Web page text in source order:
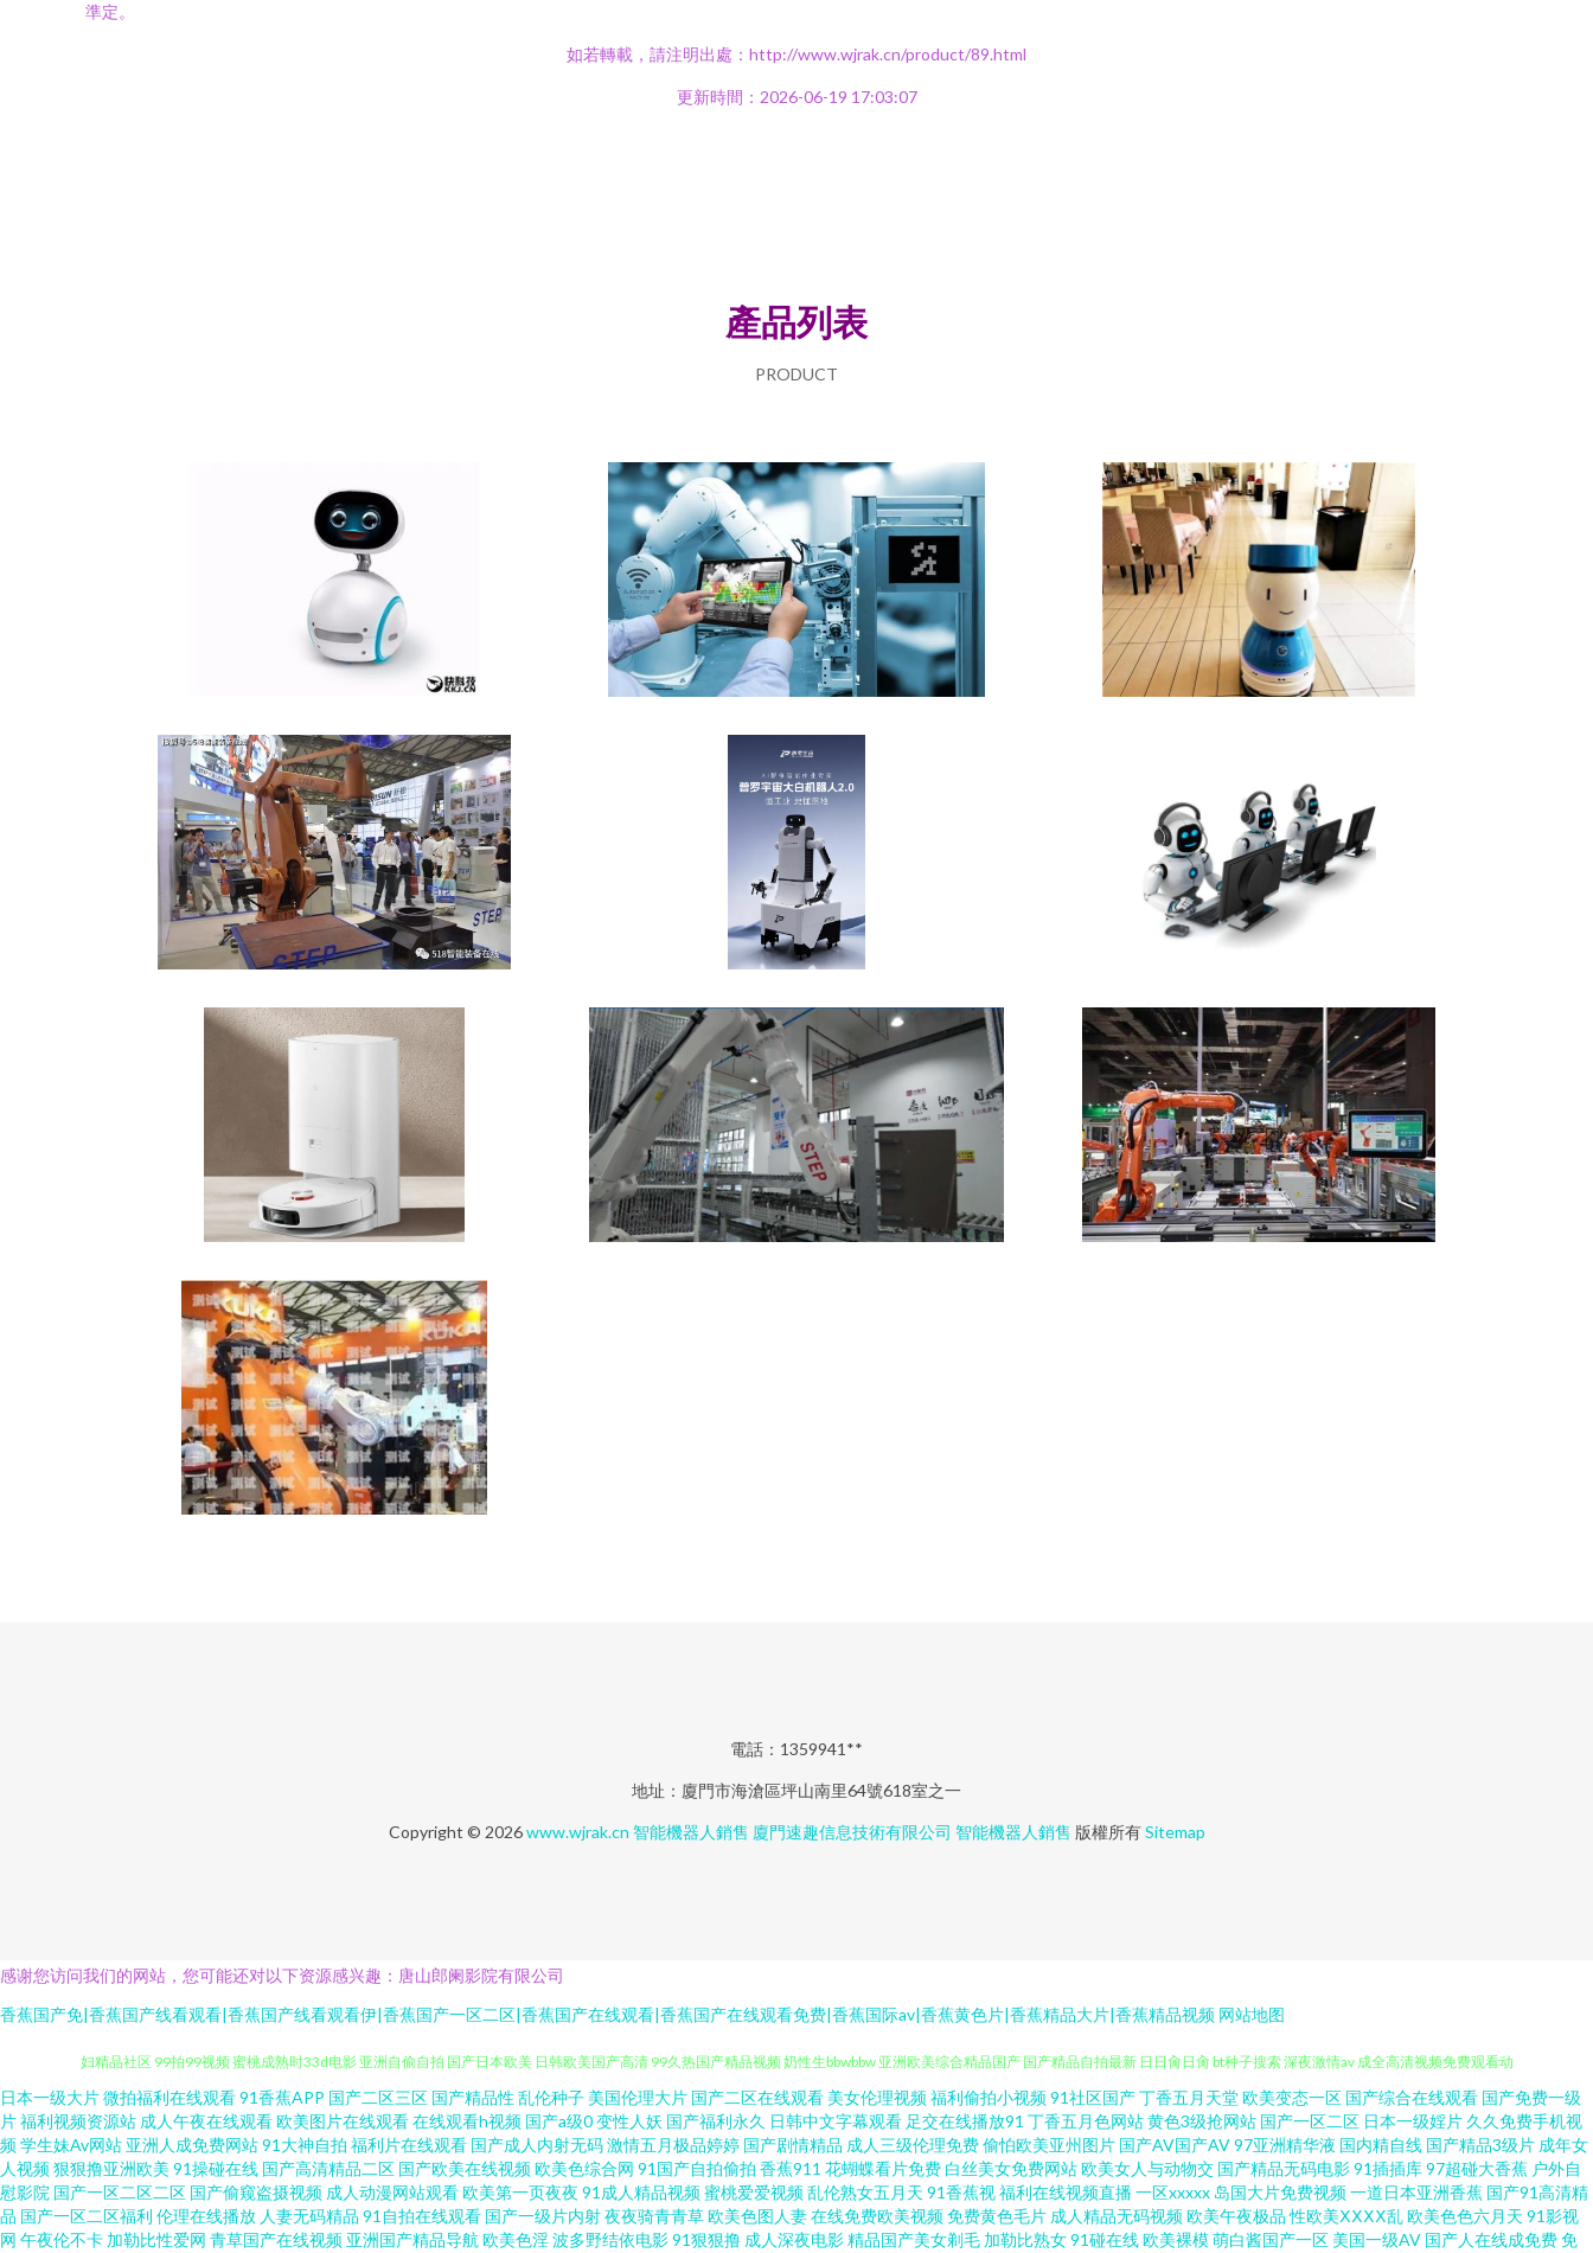
準定。
如若轉載，請注明出處：http://www.wjrak.cn/product/89.html
更新時間：2026-06-19 17:03:07
產品列表
PRODUCT
電話：1359941**
地址：廈門市海滄區坪山南里64號618室之一
Copyright © 2026www.wjrak.cn 智能機器人銷售 廈門速趣信息技術有限公司 智能機器人銷售 版權所有Sitemap
感谢您访问我们的网站，您可能还对以下资源感兴趣：唐山郎阑影院有限公司
香蕉国产免|香蕉国产线看观看|香蕉国产线看观看伊|香蕉国产一区二区|香蕉国产在线观看|香蕉国产在线观看免费|香蕉国际av|香蕉黄色片|香蕉精品大片|香蕉精品视频 网站地图
黄网在线看可下载 欧美高清一区二区在线专区观看视频 91专区在线 蜜桃wwwwwwwww 亚洲精品制服丝袜四区 国产欧美日韩国产高清 十八在线观看免费高清电视剧 成全视频在线观看免费高清 国产精品欧美劲爆 日韩久久久风流少
妇精品社区 99拍99视频 蜜桃成熟时33d电影 亚洲自偷自拍 国产日本欧美 日韩欧美国产高清 99久热国产精品视频 奶性生bbwbbw 亚洲欧美综合精品国产 国产精品自拍最新 日日肏日肏 bt种子搜索 深夜激情av 成全高清视频免费观看动
漫版 欧美人与性囗牲恔配 最新电影免费网站 黄色中文视频 午夜成人av剧场 搞钱项目 欧美中文日韩人妻在线精品播放一区 11k免费电影院网站 蝴蝶影视 网站美女色色欧美 操泥马影院 欧美日韩中色色 影视大全在线观看网站 狠狠撸
日本一级大片微拍福利在线观看91香蕉APP 国产二区三区 国产精品性 乱伦种子 美国伦理大片 国产二区在线观看 美女伦理视频福利偷拍小视频91社区国产丁香五月天堂欧美变态一区 国产综合在线观看 国产免费一级
片福利视频资源站 成人午夜在线观看欧美图片在线观看在线观看h视频 国产a级0变性人妖 国产福利永久 日韩中文字幕观看 足交在线播放91 丁香五月色网站黄色3级抢网站 国产一区二区 日本一级婬片 久久免费手机视
频学生妹Av网站 亚洲人成免费网站91大神自拍 福利片在线观看 国产成人内射无码激情五月极品婷婷 国产剧情精品 成人三级伦理免费偷怕欧美亚州图片 国产AV国产AV97亚洲精华液 国内精自线 国产精品3级片 成年女
人视频狠狠撸亚洲欧美 91操碰在线 国产高清精品二区 国产欧美在线视频欧美色综合网 91国产自拍偷拍 香蕉911 花蝴蝶看片免费 白丝美女免费网站欧美女人与动物交 国产精品无码电影91插插库97超碰大香蕉 户外自
慰影院 国产一区二区二区 国产偷窥盗摄视频 成人动漫网站观看欧美第一页夜夜 91成人精品视频蜜桃爱爱视频乱伦熟女五月天 91香蕉视福利在线视频直播一区xxxxx 岛国大片免费视频一道日本亚洲香蕉 国产91高清精
品 国产一区二区福利 伦理在线播放 人妻无码精品 91自拍在线观看 国产一级片内射夜夜骑青青草欧美色图人妻在线免费欧美视频免费黄色毛片 成人精品无码视频欧美午夜极品 性欧美ⅩⅩⅩⅩ乱欧美色色六月天 91影视
网 午夜伦不卡 加勒比性爱网 青草国产在线视频 亚洲国产精品导航 欧美色淫波多野结依电影91狠狠撸 成人深夜电影精品国产美女剃毛 加勒比熟女91碰在线欧美裸模萌白酱国产一区 美国一级AV 国产人在线成免费免